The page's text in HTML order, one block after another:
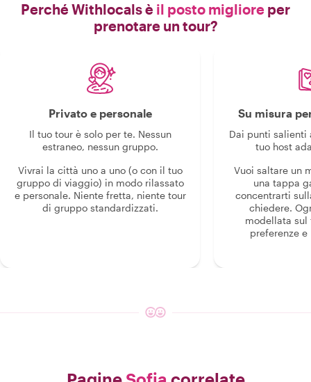
Perché Withlocals è il posto migliore per
prenotare un tour?
Privato e personale
Il tuo tour è solo per te. Nessun
estraneo, nessun gruppo.
Vivrai la città uno a uno (o con il tuo
gruppo di viaggio) in modo rilassato
e personale. Niente fretta, niente tour
di gruppo standardizzati.
Su misura
Dai punti salienti
tuo host
Vuoi saltare un
una tappa
concentrarti
chiedere.
modellata sul
preferenze